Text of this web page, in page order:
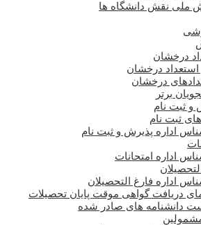
ملی نقش دانشگاه ها
درخشان
استعداد درخشان
درخشان
برتر
و ثبت نام
ثبت نام
اداره پذیرش و ثبت نام
اداره امتحانات
اداره فارغ التحصیلان
دریافت گواهی موقت پایان تحصیلات
دانشنامه های صادر شده
مشمولین